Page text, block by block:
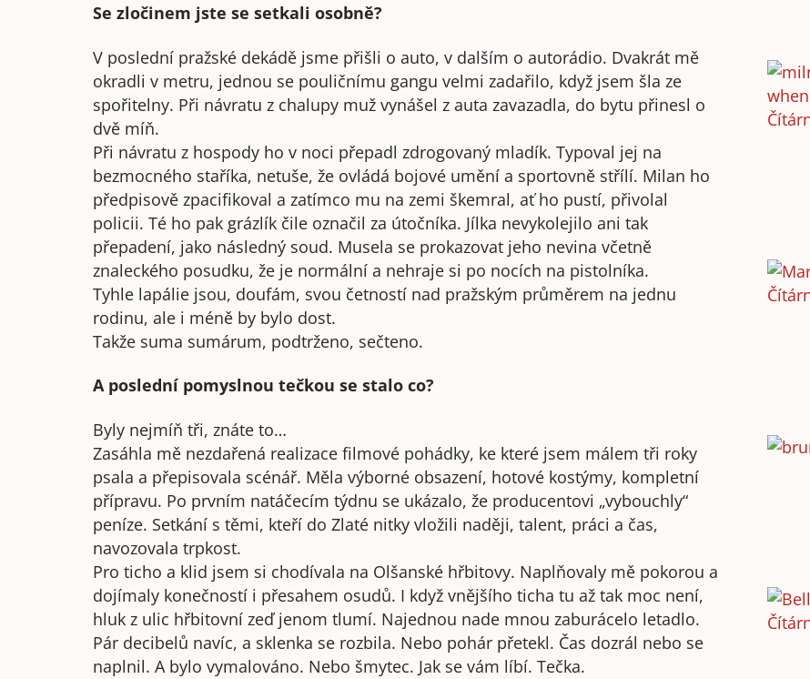
Se zločinem jste se setkali osobně?
V poslední pražské dekádě jsme přišli o auto, v dalším o autorádio. Dvakrát mě
okradli v metru, jednou se pouličnímu gangu velmi zadařilo, když jsem šla ze
spořitelny. Při návratu z chalupy muž vynášel z auta zavazadla, do bytu přinesl o
dvě míň.
Při návratu z hospody ho v noci přepadl zdrogovaný mladík. Typoval jej na
bezmocného staříka, netuše, že ovládá bojové umění a sportovně střílí. Milan ho
předpisově zpacifikoval a zatímco mu na zemi škemral, ať ho pustí, přivolal
policii. Té ho pak grázlík čile označil za útočníka. Jílka nevykolejilo ani tak
přepadení, jako následný soud. Musela se prokazovat jeho nevina včetně
znaleckého posudku, že je normální a nehraje si po nocích na pistolníka.
Tyhle lapálie jsou, doufám, svou četností nad pražským průměrem na jednu
rodinu, ale i méně by bylo dost.
Takže suma sumárum, podtrženo, sečteno.
A poslední pomyslnou tečkou se stalo co?
Byly nejmíň tři, znáte to…
Zasáhla mě nezdařená realizace filmové pohádky, ke které jsem málem tři roky
psala a přepisovala scénář. Měla výborné obsazení, hotové kostýmy, kompletní
přípravu. Po prvním natáčecím týdnu se ukázalo, že producentovi „vybouchly“
peníze. Setkání s těmi, kteří do Zlaté nitky vložili naději, talent, práci a čas,
navozovala trpkost.
Pro ticho a klid jsem si chodívala na Olšanské hřbitovy. Naplňovaly mě pokorou a
dojímaly konečností i přesahem osudů. I když vnějšího ticha tu až tak moc není,
hluk z ulic hřbitovní zeď jenom tlumí. Najednou nade mnou zaburácelo letadlo.
Pár decibelů navíc, a sklenka se rozbila. Nebo pohár přetekl. Čas dozrál nebo se
naplnil. A bylo vymalováno. Nebo šmytec. Jak se vám líbí. Tečka.